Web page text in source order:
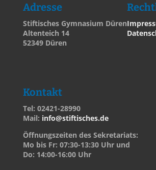
Adresse
Stiftisches Gymnasium Düren
Altenteich 14
52349 Düren
Kontakt
Tel: 02421-28990
Mail: info@stiftisches.de
Öffnungszeiten des Sekretariats:
Mo bis Fr: 07:30-13:30 Uhr und
Do: 14:00-16:00 Uhr